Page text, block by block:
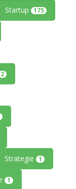
Startup 175
2
Strategie 1
1